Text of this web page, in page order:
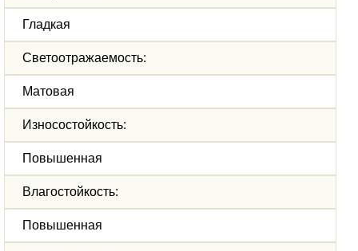
Гладкая
Светоотражаемость:
Матовая
Износостойкость:
Повышенная
Влагостойкость:
Повышенная